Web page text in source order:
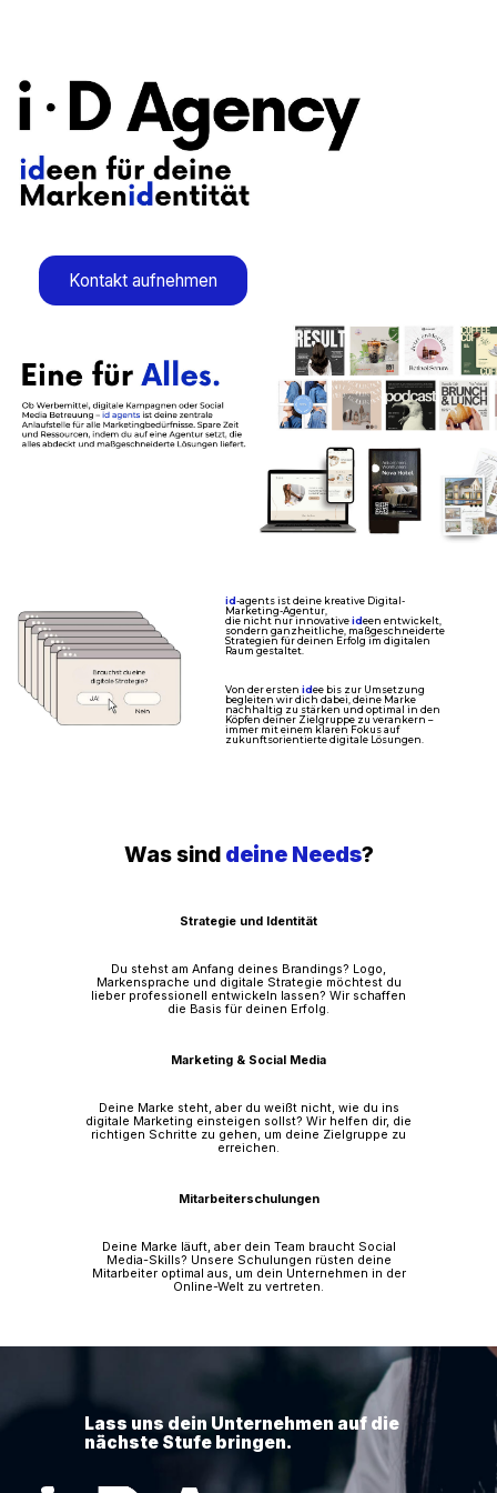
Kontakt aufnehmen
id-agents ist deine kreative Digital-
Marketing-Agentur,
die nicht nur innovativeideen entwickelt,
sondern ganzheitliche, maßgeschneiderte
Strategien für deinen Erfolg im digitalen
Raum gestaltet.
Von der erstenidee bis zur Umsetzung
begleiten wir dich dabei, deine Marke
nachhaltig zu stärken und optimal in den
Köpfen deiner Zielgruppe zu verankern –
immer mit einem klaren Fokus auf
zukunftsorientierte digitale Lösungen.
Was sind deine Needs?
Strategie und Identität
Du stehst am Anfang deines Brandings? Logo,
Markensprache und digitale Strategie möchtest du
lieber professionell entwickeln lassen? Wir schaffen
die Basis für deinen Erfolg.
Marketing & Social Media
Deine Marke steht, aber du weißt nicht, wie du ins
digitale Marketing einsteigen sollst? Wir helfen dir, die
richtigen Schritte zu gehen, um deine Zielgruppe zu
erreichen.
Mitarbeiterschulungen
Deine Marke läuft, aber dein Team braucht Social
Media-Skills? Unsere Schulungen rüsten deine
Mitarbeiter optimal aus, um dein Unternehmen in der
Online-Welt zu vertreten.
Lass uns dein Unternehmen auf die
nächste Stufe bringen.